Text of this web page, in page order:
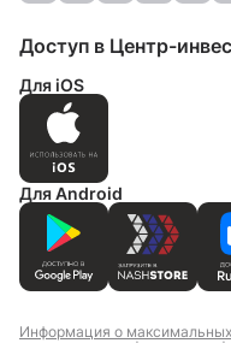
Ипотека на
апартаменты
Ипотека новостройки
Ипотека вторичный
рынок
Ипотека для ИП
Ипотека для
Доступ в Центр-
Для iOS
Для Android
Информация о